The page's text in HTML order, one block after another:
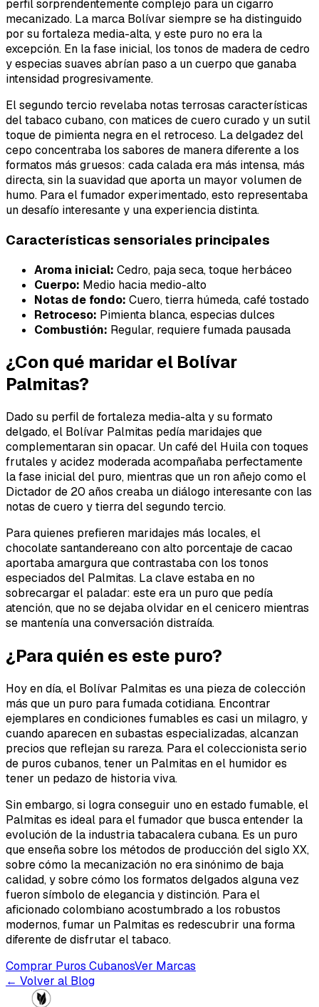
perfil sorprendentemente complejo para un cigarro
mecanizado. La marca Bolívar siempre se ha distinguido
por su fortaleza media-alta, y este puro no era la
excepción. En la fase inicial, los tonos de madera de cedro
y especias suaves abrían paso a un cuerpo que ganaba
intensidad progresivamente.
El segundo tercio revelaba notas terrosas características
del tabaco cubano, con matices de cuero curado y un sutil
toque de pimienta negra en el retroceso. La delgadez del
cepo concentraba los sabores de manera diferente a los
formatos más gruesos: cada calada era más intensa, más
directa, sin la suavidad que aporta un mayor volumen de
humo. Para el fumador experimentado, esto representaba
un desafío interesante y una experiencia distinta.
Características sensoriales principales
Aroma inicial: Cedro, paja seca, toque herbáceo
Cuerpo: Medio hacia medio-alto
Notas de fondo: Cuero, tierra húmeda, café tostado
Retroceso: Pimienta blanca, especias dulces
Combustión: Regular, requiere fumada pausada
¿Con qué maridar el Bolívar
Palmitas?
Dado su perfil de fortaleza media-alta y su formato
delgado, el Bolívar Palmitas pedía maridajes que
complementaran sin opacar. Un café del Huila con toques
frutales y acidez moderada acompañaba perfectamente
la fase inicial del puro, mientras que un ron añejo como el
Dictador de 20 años creaba un diálogo interesante con las
notas de cuero y tierra del segundo tercio.
Para quienes prefieren maridajes más locales, el
chocolate santandereano con alto porcentaje de cacao
aportaba amargura que contrastaba con los tonos
especiados del Palmitas. La clave estaba en no
sobrecargar el paladar: este era un puro que pedía
atención, que no se dejaba olvidar en el cenicero mientras
se mantenía una conversación distraída.
¿Para quién es este puro?
Hoy en día, el Bolívar Palmitas es una pieza de colección
más que un puro para fumada cotidiana. Encontrar
ejemplares en condiciones fumables es casi un milagro, y
cuando aparecen en subastas especializadas, alcanzan
precios que reflejan su rareza. Para el coleccionista serio
de puros cubanos, tener un Palmitas en el humidor es
tener un pedazo de historia viva.
Sin embargo, si logra conseguir uno en estado fumable, el
Palmitas es ideal para el fumador que busca entender la
evolución de la industria tabacalera cubana. Es un puro
que enseña sobre los métodos de producción del siglo XX,
sobre cómo la mecanización no era sinónimo de baja
calidad, y sobre cómo los formatos delgados alguna vez
fueron símbolo de elegancia y distinción. Para el
aficionado colombiano acostumbrado a los robustos
modernos, fumar un Palmitas es redescubrir una forma
diferente de disfrutar el tabaco.
Comprar Puros CubanosVer Marcas
← Volver al Blog